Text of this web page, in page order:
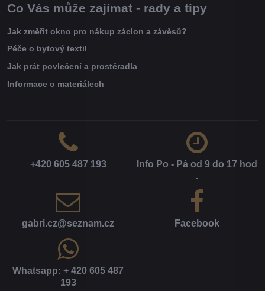
Co Vás může zajímat - rady a tipy
Jak změřit okno pro nákup záclon a závěsů?
Péče o bytový textil
Jak prát povlečení a prostěradla
Informace o materiálech
+420 605 487 193
Info Po - Pá od 9 do 17 hod​
.
gabri​.cz​@seznam​.cz Facebook
Whatsapp: + 420 605 487
193